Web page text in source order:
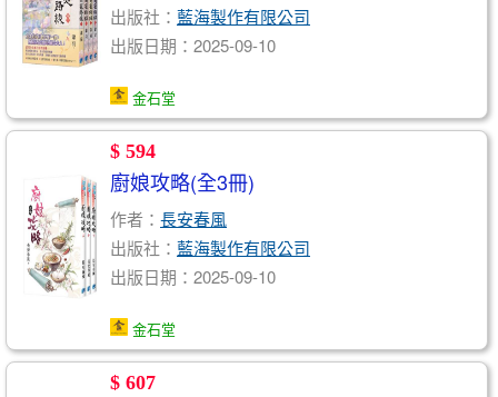
出版社： 藍海製作有限公司
出版日期：2025-09-10
金石堂
$ 594
廚娘攻略(全3冊)
作者： 長安春風
出版社： 藍海製作有限公司
出版日期：2025-09-10
金石堂
$ 607